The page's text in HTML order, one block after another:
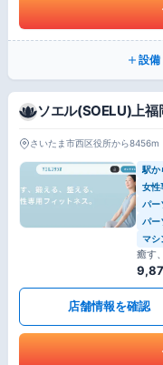
設備
ソエル(SOELU)上福
さいたま市西区役所から8456m
駅か
女性
パー
パー
マシ
癒す
店舗情報を確認